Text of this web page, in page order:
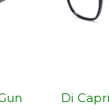
Di